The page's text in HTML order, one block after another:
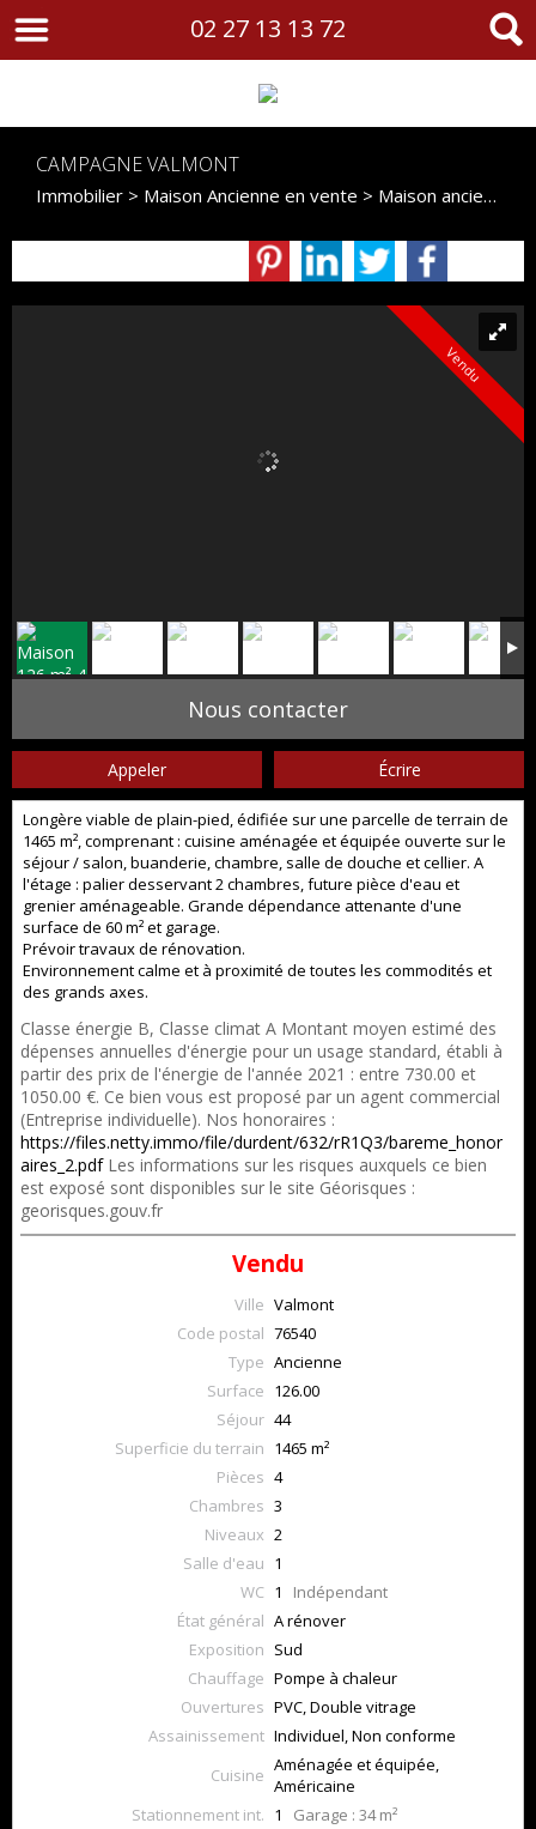
02 27 13 13 72
CAMPAGNE VALMONT
Immobilier > Maison Ancienne en vente > Maison ancienne VM637
Vendu
Nous contacter
Appeler Écrire
Longère viable de plain-pied, édifiée sur une parcelle de terrain de
1465 m², comprenant : cuisine aménagée et équipée ouverte sur le
séjour / salon, buanderie, chambre, salle de douche et cellier. A
l'étage : palier desservant 2 chambres, future pièce d'eau et
grenier aménageable. Grande dépendance attenante d'une
surface de 60 m² et garage.
Prévoir travaux de rénovation.
Environnement calme et à proximité de toutes les commodités et
des grands axes.
Classe énergie B, Classe climat A Montant moyen estimé des
dépenses annuelles d'énergie pour un usage standard, établi à
partir des prix de l'énergie de l'année 2021 : entre 730.00 et
1050.00 €. Ce bien vous est proposé par un agent commercial
(Entreprise individuelle). Nos honoraires :
https://files.netty.immo/file/durdent/632/rR1Q3/bareme_honor
aires_2.pdfLes informations sur les risques auxquels ce bien
est exposé sont disponibles sur le site Géorisques :
georisques.gouv.fr
Vendu
Ville Valmont
Code postal 76540
Type Ancienne
Surface 126.00
Séjour 44
Superficie du terrain 1465 m²
Pièces 4
Chambres 3
Niveaux 2
Salle d'eau 1
WC 1 Indépendant
État général A rénover
Exposition Sud
Chauffage Pompe à chaleur
Ouvertures PVC, Double vitrage
Assainissement Individuel, Non conforme
Cuisine Aménagée et équipée,
Américaine
Stationnement int. 1 Garage : 34 m²